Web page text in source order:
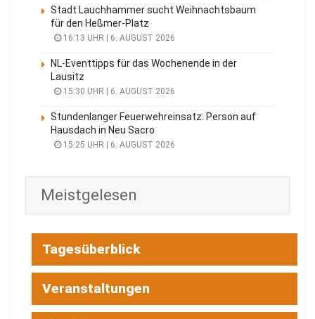
Stadt Lauchhammer sucht Weihnachtsbaum
für den Heßmer-Platz
16:13 UHR | 6. AUGUST 2026
NL-Eventtipps für das Wochenende in der
Lausitz
15:30 UHR | 6. AUGUST 2026
Stundenlanger Feuerwehreinsatz: Person auf
Hausdach in Neu Sacro
15:25 UHR | 6. AUGUST 2026
Meistgelesen
Tagesüberblick
Veranstaltungen